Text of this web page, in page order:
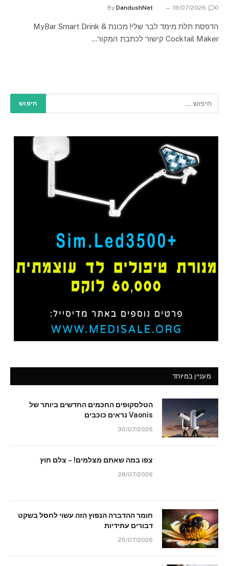
By DandushNet 19/07/2026 0
הדפסת תלת מימד לבר שלי! מכונת MyBar Smart Drink &
Cocktail Maker קישור לכתבת המקור…
מעניין במיוחד
הטלסקופים החכמים החדשים ביותר של
Vaonis נראים כוכבים
30/07/2026
צפו במה שאתם מצלמים! – צלם חוץ
28/07/2026
חומר ההדברה הנפוץ הזה עשוי לחסל בשקט
דבורים עתידיות
25/07/2026